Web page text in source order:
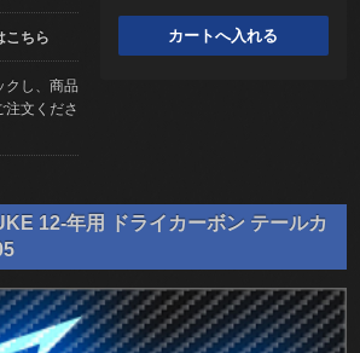
こちら
クし、商品
注文くださ
12-年用 ドライカーボン テールカ